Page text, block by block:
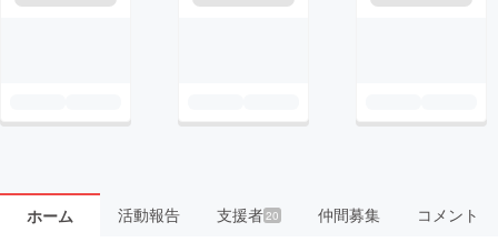
ホーム 活動報告 支援者 20 仲間募集 コメント